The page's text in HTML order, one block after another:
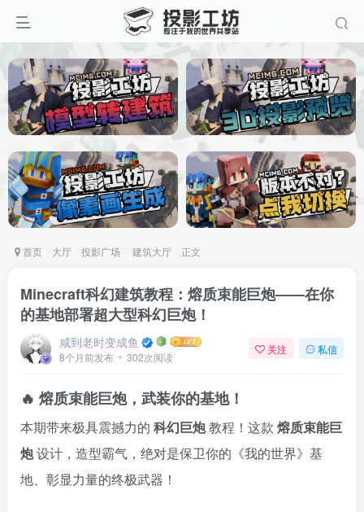
首页 大厅 投影广场 建筑大厅 正文
Minecraft科幻建筑教程：熔质束能巨炮——在你
的基地部署超大型科幻巨炮！
咸到老时变成鱼
8个月前发布 302次阅读
关注 私信
🔥 熔质束能巨炮，武装你的基地！
本期带来极具震撼力的 科幻巨炮教程！这款 熔质束能巨
炮设计，造型霸气，绝对是保卫你的《我的世界》基
地、彰显力量的终极武器！